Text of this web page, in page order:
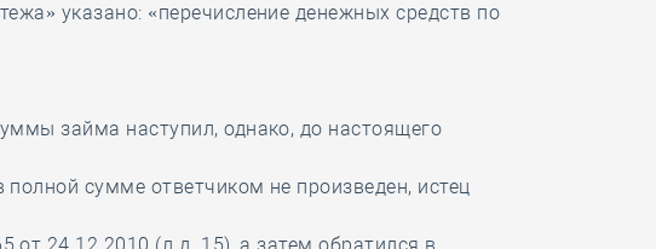
указано: «перечисление денежных средств по
займа наступил, однако, до настоящего
сумме ответчиком не произведен, истец